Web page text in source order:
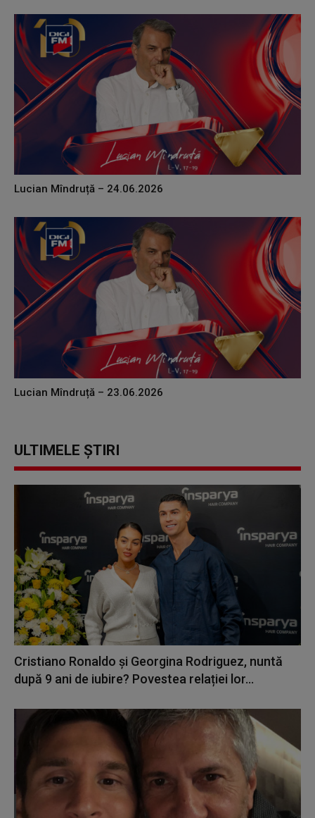
Lucian Mîndruță – 24.06.2026
Lucian Mîndruță – 23.06.2026
ULTIMELE ȘTIRI
Cristiano Ronaldo și Georgina Rodriguez, nuntă
după 9 ani de iubire? Povestea relației lor...